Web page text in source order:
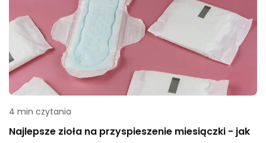
zrozumieć ten problem?
4 min czytania
Najlepsze zioła na przyspieszenie miesiączki - jak